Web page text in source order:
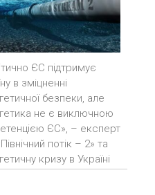
ЄС підтримує
в зміцненні
безпеки, але
не є виключною
ЄС», – експерт
потік – 2» та
кризу в Україні